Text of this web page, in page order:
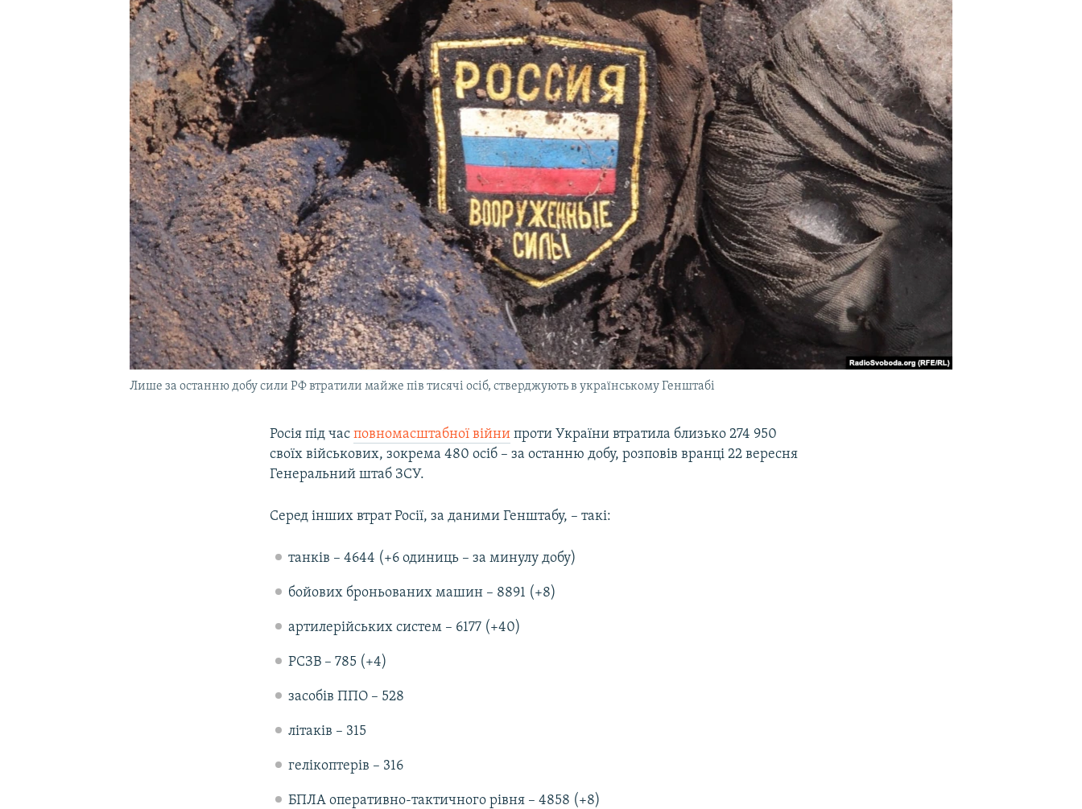
УКРАЇНСЬКА ПРОБЛЕМА КРИМУ
Лише за останню добу сили РФ втратили майже пів тисячі осіб, стверджують в українському Генштабі
Росія під часповномасштабної війни проти України втратила близько 274 950
своїх військових, зокрема 480 осіб – за останню добу, розповів вранці 22 вересня
Генеральний штаб ЗСУ.
Серед інших втрат Росії, за даними Генштабу, – такі:
танків – 4644 (+6 одиниць – за минулу добу)
бойових броньованих машин – 8891 (+8)
артилерійських систем – 6177 (+40)
РСЗВ – 785 (+4)
засобів ППО – 528
літаків – 315
гелікоптерів – 316
БПЛА оперативно-тактичного рівня – 4858 (+8)